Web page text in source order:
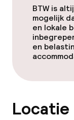
Faciliteiten
BTW is
mogelijk
en lokale
en
Locatie